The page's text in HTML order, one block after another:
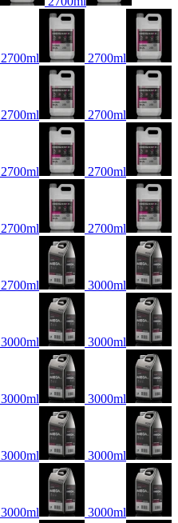
2700ml 2700ml
2700ml 2700ml
2700ml 2700ml
2700ml 2700ml
2700ml 3000ml
3000ml 3000ml
3000ml 3000ml
3000ml 3000ml
3000ml 3000ml